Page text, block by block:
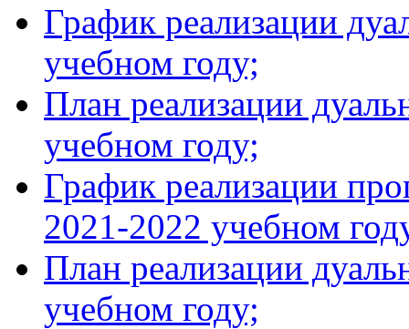
График реализации
учебном году;
План реализации
учебном году;
График реализации
2021-2022 учебном
План реализации
учебном году;